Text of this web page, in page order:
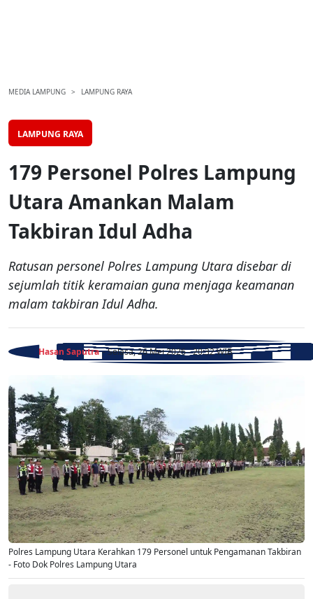
MEDIA LAMPUNG LAMPUNG RAYA
LAMPUNG RAYA
179 Personel Polres Lampung
Utara Amankan Malam
Takbiran Idul Adha
Ratusan personel Polres Lampung Utara disebar di
sejumlah titik keramaian guna menjaga keamanan
malam takbiran Idul Adha.
Hasan Saputra - Selasa, 26 Mei 2026 - 20:32 WIB
Polres Lampung Utara Kerahkan 179 Personel untuk Pengamanan Takbiran
- Foto Dok Polres Lampung Utara